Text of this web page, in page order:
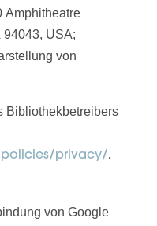
Amphitheatre
94043, USA;
von
Bibliothekbetreibers
privacy/.
von Google